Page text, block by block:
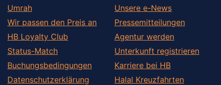
Umrah
Wir passen den Preis an
HB Loyalty Club
Status-Match
Buchungsbedingungen
Datenschutzerklärung
Unsere e-News
Pressemitteilungen
Agentur werden
Unterkunft registrieren
Karriere bei HB
Halal Kreuzfahrten